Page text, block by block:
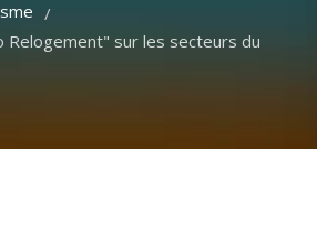
/
Relogement" sur les secteurs du